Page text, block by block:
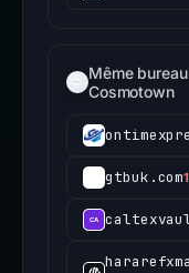
Même
Cosmotown
gtbuk.com